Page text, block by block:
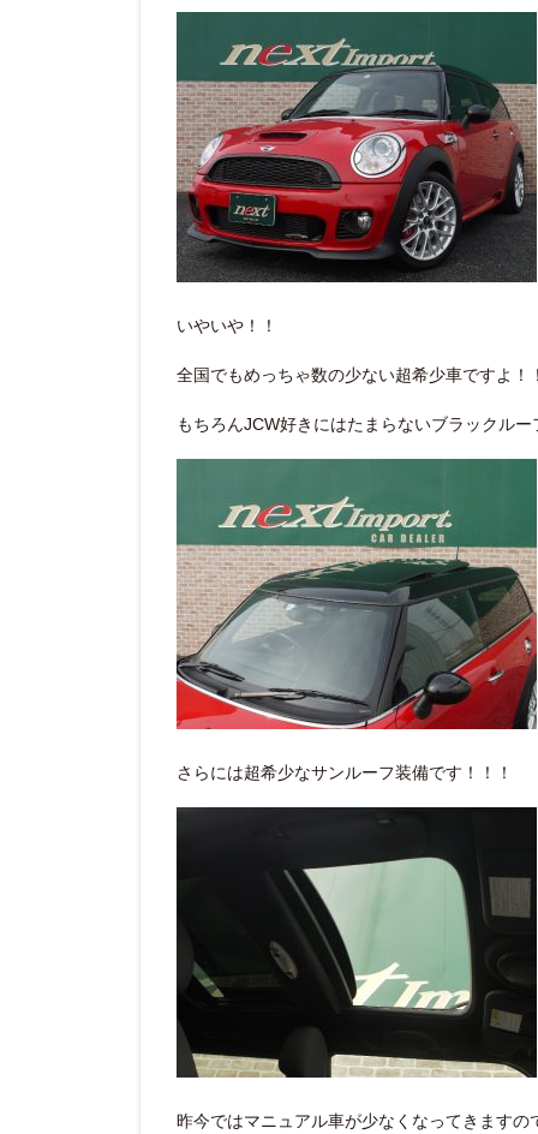
いやいや！！
全国でもめっちゃ数の少ない超希少車ですよ！！
もちろんJCW好きにはたまらないブラックルー
さらには超希少なサンルーフ装備です！！！
昨今ではマニュアル車が少なくなってきますの